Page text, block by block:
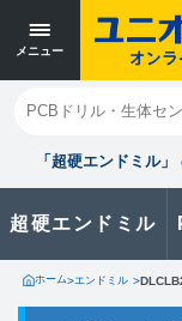
メニュー
「超硬エンドミル
超硬エンドミル
閉じる
お気に入り
製品
ホーム>エンドミル >